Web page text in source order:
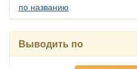
по названию
Выводить по